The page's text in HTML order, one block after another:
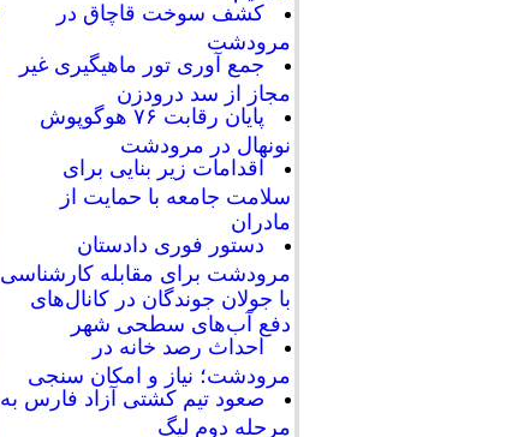
کشف سوخت قاچاق در
مرودشت
جمع آوری تور ماهیگیری غیر
مجاز از سد درودزن
پایان رقابت‌ ۷۶ هوگوپوش
نونهال در مرودشت
اقدامات زیر بنایی برای
سلامت جامعه با حمایت از
مادران
دستور فوری دادستان
مرودشت برای مقابله کارشناسی
با جولان جوندگان در کانال‌های
دفع آب‌های سطحی شهر
احداث رصد خانه در
مرودشت؛ نیاز و امکان سنجی
صعود تیم کشتی آزاد فارس به
مرحله دوم لیگ